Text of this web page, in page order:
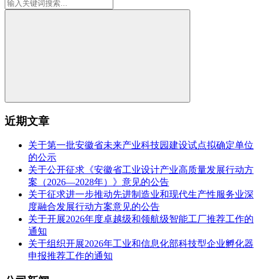
近期文章
关于第一批安徽省未来产业科技园建设试点拟确定单位
的公示
关于公开征求《安徽省工业设计产业高质量发展行动方
案（2026—2028年）》意见的公告
关于征求进一步推动先进制造业和现代生产性服务业深
度融合发展行动方案意见的公告
关于开展2026年度卓越级和领航级智能工厂推荐工作的
通知
关于组织开展2026年工业和信息化部科技型企业孵化器
申报推荐工作的通知